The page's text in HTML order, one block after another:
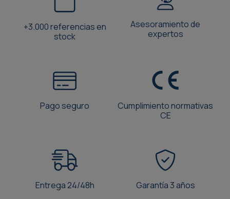
+3.000 referencias en
stock
Asesoramiento de
expertos
Pago seguro
Cumplimiento normativas
CE
Entrega 24/48h Garantía 3 años